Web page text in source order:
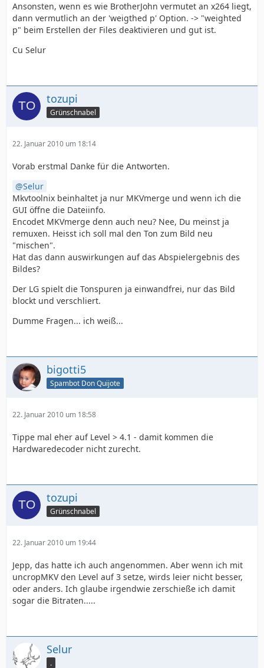
Ansonsten, wenn es wie BrotherJohn vermutet an x264 liegt,
dann vermutlich an der 'weigthed p' Option. -> "weighted
p" beim Erstellen der Files deaktivieren und gut ist.
Cu Selur
tozupi
Grünschnabel
22. Januar 2010 um 18:14
Vorab erstmal Danke für die Antworten.
Selur
Mkvtoolnix beinhaltet ja nur MKVmerge und wenn ich die
GUI öffne die Dateiinfo.
Encodet MKVmerge denn auch neu? Nee, Du meinst ja
remuxen. Heisst ich soll mal den Ton zum Bild neu
"mischen".
Hat das dann auswirkungen auf das Abspielergebnis des
Bildes?
Der LG spielt die Tonspuren ja einwandfrei, nur das Bild
blockt und verschliert.
Dumme Fragen... ich weiß...
bigotti5
Spambot Don Quijote
22. Januar 2010 um 18:58
Tippe mal eher auf Level > 4.1 - damit kommen die
Hardwaredecoder nicht zurecht.
tozupi
Grünschnabel
22. Januar 2010 um 19:44
Jepp, das hatte ich auch angenommen. Aber wenn ich mit
uncropMKV den Level auf 3 setze, wirds leier nicht besser,
oder anders. Ich glaube irgendwie zerschieße ich damit
sogar die Bitraten.....
Selur
.